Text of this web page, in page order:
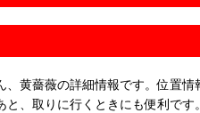
、黄薔薇の詳細情報です。位置
と、取りに行くときにも便利で